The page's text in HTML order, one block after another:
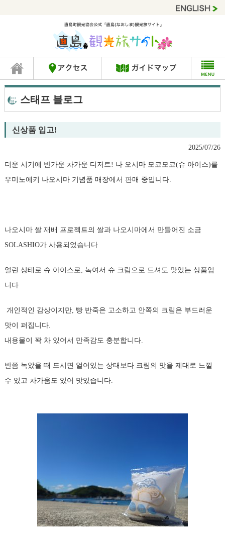
스태프 블로그
신상품 입고!
2025/07/26
더운 시기에 반가운 차가운 디저트! 나 오시마 모코모코(슈 아이스)를
우미노에키 나오시마 기념품 매장에서 판매 중입니다.
나오시마 쌀 재배 프로젝트의 쌀과 나오시마에서 만들어진 소금
SOLASHIO가 사용되었습니다
얼린 상태로 슈 아이스로, 녹여서 슈 크림으로 드셔도 맛있는 상품입
니다
개인적인 감상이지만, 빵 반죽은 고소하고 안쪽의 크림은 부드러운
맛이 퍼집니다.
내용물이 꽉 차 있어서 만족감도 충분합니다.
반쯤 녹았을 때 드시면 얼어있는 상태보다 크림의 맛을 제대로 느낄
수 있고 차가움도 있어 맛있습니다.